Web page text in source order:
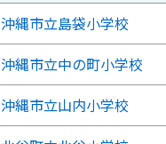
沖縄市立島袋小学校
沖縄市立中の町小学校
沖縄市立山内小学校